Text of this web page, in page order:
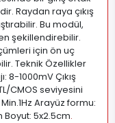
Raydan raya çıkış
Bu modül,
şekillendirebilir.
için ön uç
Teknik Özellikler
8-1000mV Çıkış
CMOS seviyesini
Arayüz formu:
Boyut: 5x2.5cm.